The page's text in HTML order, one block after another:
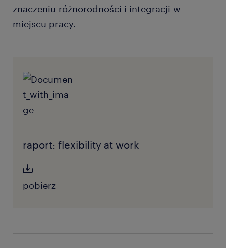
znaczeniu różnorodności i integracji w
miejscu pracy.
raport: flexibility at work
pobierz